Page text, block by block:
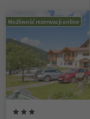
Możliwość rezerwacji online